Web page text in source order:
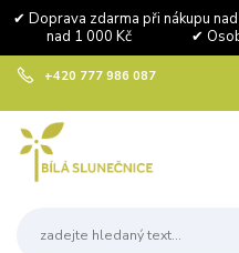
✔ Doprava zdarma při
nad 1 000 Kč ✔ Osobní
+420 777 986 087